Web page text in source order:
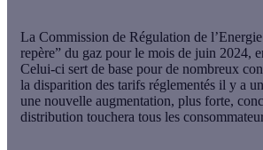
La Commission de Régulation de
repère” du gaz pour le mois de juin 2024,
Celui-ci sert de base pour de nombreux
la disparition des tarifs réglementés il y a
une nouvelle augmentation, plus forte,
distribution touchera tous les